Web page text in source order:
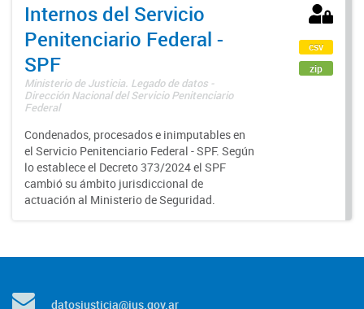
Internos del Servicio
Penitenciario Federal -
SPF
Ministerio de Justicia. Legado de datos -
Dirección Nacional del Servicio Penitenciario
Federal
Condenados, procesados e inimputables en
el Servicio Penitenciario Federal - SPF. Según
lo establece el Decreto 373/2024 el SPF
cambió su ámbito jurisdiccional de
actuación al Ministerio de Seguridad.
csv
zip
datosjusticia@jus.gov.ar